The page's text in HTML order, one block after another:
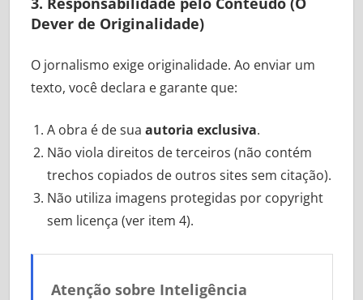
Dever de Originalidade)
O jornalismo exige originalidade. Ao enviar um
texto, você declara e garante que:
A obra é de sua autoria exclusiva.
Não viola direitos de terceiros (não contém
trechos copiados de outros sites sem citação).
Não utiliza imagens protegidas por copyright
sem licença (ver item 4).
Atenção sobre Inteligência